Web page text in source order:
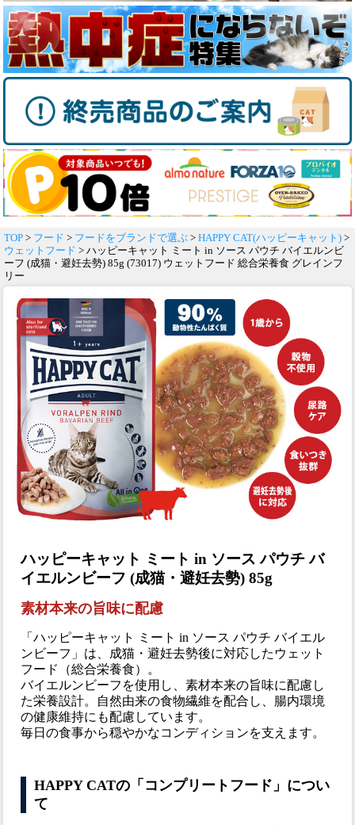
TOP > フード > フードをブランドで選ぶ > HAPPY CAT(ハッピーキャット) >
ウェットフード > ハッピーキャット ミート in ソース パウチ バイエルンビ
ーフ (成猫・避妊去勢) 85g (73017) ウェットフード 総合栄養食 グレインフ
リー
ハッピーキャット ミート in ソース パウチ バ
イエルンビーフ (成猫・避妊去勢) 85g
素材本来の旨味に配慮
「ハッピーキャット ミート in ソース パウチ バイエル
ンビーフ」は、成猫・避妊去勢後に対応したウェット
フード（総合栄養食）。
バイエルンビーフを使用し、素材本来の旨味に配慮し
た栄養設計。自然由来の食物繊維を配合し、腸内環境
の健康維持にも配慮しています。
毎日の食事から穏やかなコンディションを支えます。
HAPPY CATの「コンプリートフード」につい
て